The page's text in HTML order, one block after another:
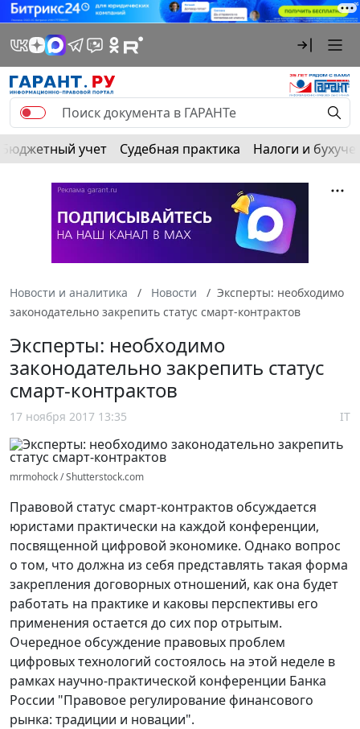
Бюджетный учет Судебная практика Налоги и
Новости и аналитика Новости
Эксперты: необходимо
законодательно закрепить статус смарт-контрактов
Эксперты: необходимо
законодательно закрепить статус
смарт-контрактов
17 ноября 2017 13:35 IT
mrmohock / Shutterstock.com
Правовой статус смарт-контрактов обсуждается
юристами практически на каждой конференции,
посвященной цифровой экономике. Однако вопрос
о том, что должна из себя представлять такая форма
закрепления договорных отношений, как она будет
работать на практике и каковы перспективы его
применения остается до сих пор отрытым.
Очередное обсуждение правовых проблем
цифровых технологий состоялось на этой неделе в
рамках научно-практической конференции Банка
России "Правовое регулирование финансового
рынка: традиции и новации".